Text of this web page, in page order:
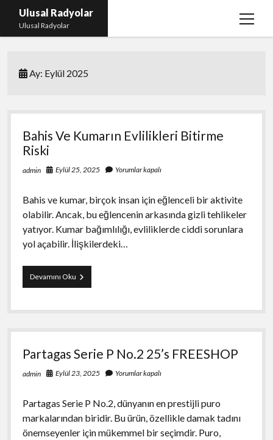
Ulusal Radyolar
Ulusal Radyolar
menüyü
Instagram Beğeni Kazanma Ücretsiz
Spotify Dinlenme Atma Parasız
Ay: Eylül 2025
Bahis Ve Kumarın Evlilikleri Bitirme
Riski
admin Eylül 25, 2025 Yorumlar kapalı
Bahis ve kumar, birçok insan için eğlenceli bir aktivite
olabilir. Ancak, bu eğlencenin arkasında gizli tehlikeler
yatıyor. Kumar bağımlılığı, evliliklerde ciddi sorunlara
yol açabilir. İlişkilerdeki…
Devamını OkuBahis
Ve
Evlilikleri
Riski
Partagas Serie P No.2 25’s FREESHOP
admin Eylül 23, 2025 Yorumlar kapalı
Partagas Serie P No.2, dünyanın en prestijli puro
markalarından biridir. Bu ürün, özellikle damak tadını
önemseyenler için mükemmel bir seçimdir. Puro,